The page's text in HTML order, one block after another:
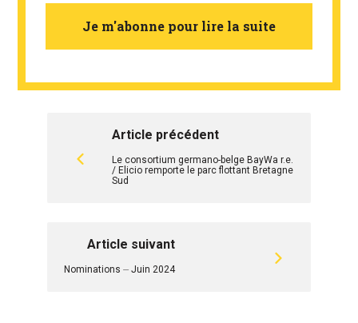
Je m'abonne pour lire la suite
Article précédent
Le consortium germano-belge BayWa r.e.
/ Elicio remporte le parc flottant Bretagne
Sud
Article suivant
Nominations ⏤ Juin 2024